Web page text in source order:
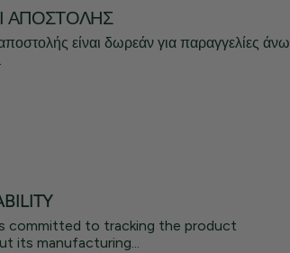
ΑΠΟΣΤΟΛΉΣ
είναι δωρεάν για παραγγελίες άνω
committed to tracking the product
its manufacturing...